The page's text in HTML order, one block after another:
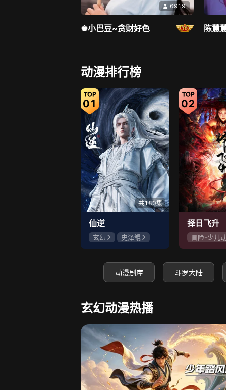
6919
♚小巴豆~贪财好色 陈慧
5033
靓晶晶❤️ 小龙
动漫排行榜
01
共180集
仙逆
玄幻
史泽鲲
张惠霖
王婧儿
02
择日飞升
冒险-少儿
神怪
动漫剧库 斗罗大陆
玄幻动漫热播